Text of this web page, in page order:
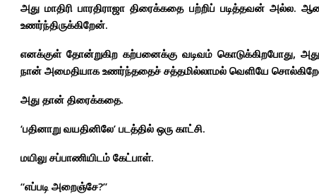
அது மாதிரி பாரதிராஜா திரைக்கதை பற்றிப் படித்தவன் அல்ல.
உணர்ந்திருக்கிறேன்.
எனக்குள் தோன்றுகிற கற்பனைக்கு வடிவம் கொடுக்கிறபோது,
நான் அமைதியாக உணர்ந்ததைச் சத்தமில்லாமல் வெளியே
அது தான் திரைக்கதை.
‘பதினாறு வயதினிலே’ படத்தில் ஒரு காட்சி.
மயிலு சப்பாணியிடம் கேட்பாள்.
“எப்படி அறைஞ்சே?”